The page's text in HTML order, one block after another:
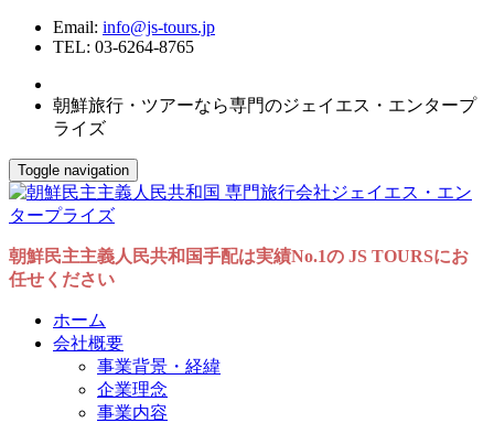
Email: info@js-tours.jp
TEL: 03-6264-8765
朝鮮旅行・ツアーなら専門のジェイエス・エンタープ
ライズ
Toggle navigation
朝鮮民主主義人民共和国手配は実績No.1の JS TOURSにお
任せください
ホーム
会社概要
事業背景・経緯
企業理念
事業内容